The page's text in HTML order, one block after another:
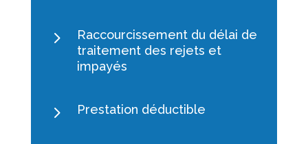
5
Raccourcissement du délai de
traitement des rejets et
impayés
5 Prestation déductible